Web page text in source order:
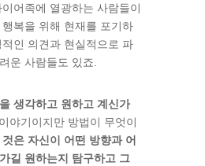
이어족에 열광하는 사람들이
복을 위해 현재를 포기하
인 의견과 현실적으로 파
운 사람들도 있죠.
생각하고 원하고 계신가
야기이지만 방법이 무엇이
은 자신이 어떤 방향과 어
길 원하는지 탐구하고 그